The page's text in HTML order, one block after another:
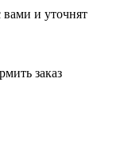
и уточнят
заказ